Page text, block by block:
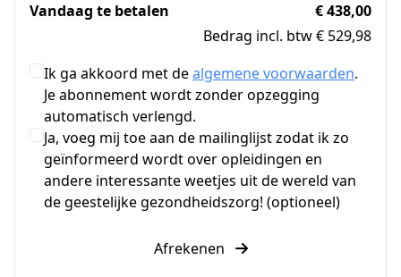
Vandaag te betalen
€ 438,00
Bedrag incl. btw € 529,98
Ik ga akkoord met dealgemene voorwaarden.
Je abonnement wordt zonder opzegging
automatisch verlengd.
Ja, voeg mij toe aan de mailinglijst zodat ik zo
geïnformeerd wordt over opleidingen en
andere interessante weetjes uit de wereld van
de geestelijke gezondheidszorg! (optioneel)
Afrekenen